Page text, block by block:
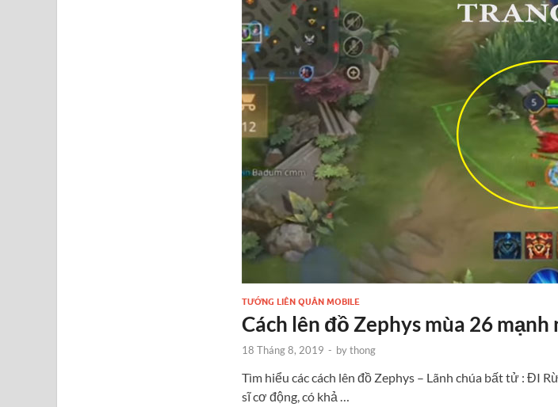
TƯỚNG LIÊN QUÂN MOBILE
Cách lên đồ Zephys mùa 26
18 Tháng 8, 2019 - bythong
Tìm hiểu các cách lên đồ Zephys – Lãnh chúa bất tử : ĐI
sĩ cơ động, có khả …